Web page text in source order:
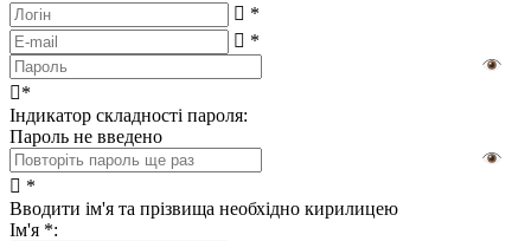
*
*
*
Індикатор складності пароля:
Пароль не введено
*
Вводити ім'я та прізвища необхідно кирилицею
Ім'я *: